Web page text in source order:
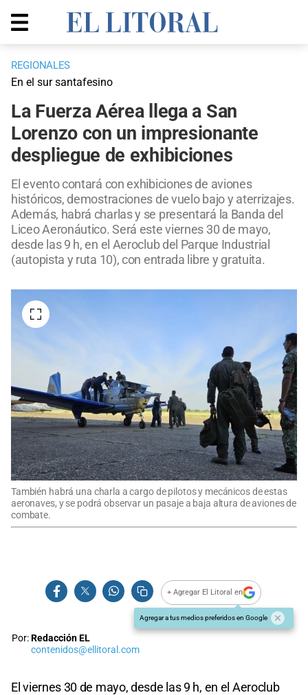
REGIONALES
En el sur santafesino
La Fuerza Aérea llega a San
Lorenzo con un impresionante
despliegue de exhibiciones
El evento contará con exhibiciones de aviones
históricos, demostraciones de vuelo bajo y aterrizajes.
Además, habrá charlas y se presentará la Banda del
Liceo Aeronáutico. Será este viernes 30 de mayo,
desde las 9 h, en el Aeroclub del Parque Industrial
(autopista y ruta 10), con entrada libre y gratuita.
También habrá una charla a cargo de pilotos y mecánicos de estas
aeronaves, y se podrá observar un pasaje a baja altura de aviones de
combate.
+ Agregar El Litoral en
Agregar a tus medios preferidos en Google
Por:Redacción EL
contenidos@ellitoral.com
El viernes 30 de mayo, desde las 9 h, en el Aeroclub